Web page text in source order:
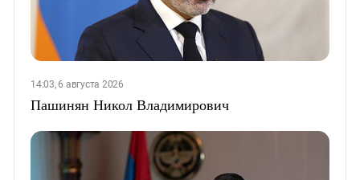
14:03, 6 августа 2026
Пашинян Никол Владимирович